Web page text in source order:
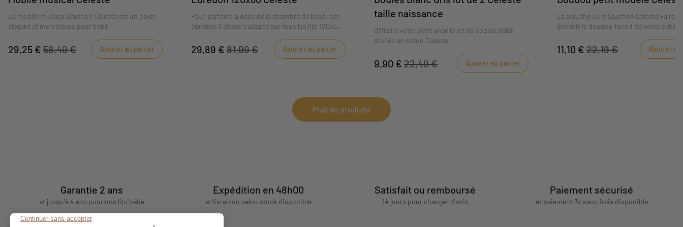
Le mobile musical Sauthon Céleste est un objet
élégant et merveilleux pour bébé !
29,25 € 58,49 € Ajouter au panier
Pour parfaire la déco de la chambre de bébé, cet
édredon Céleste s'adapte sur tous les lits 120x60
29,89 € 81,99 € Ajouter au panier
taille naissance
Offrez à votre petit ange le lot de bodies bébé
étoilés en coton Céleste !
9,90 € 22,49 € Ajouter au panier
La peluche ours Sauthon Céleste va
devenir le doudou favori de votre bébé.
11,10 € 22,19 € Ajouter au
Plus de produits
Garantie 2 ans
et jusqu'à 4 ans pour nos lits bébé
Expédition en 48h00
et livraison selon stock disponible
Satisfait ou remboursé
14 jours pour changer d'avis
Paiement sécurisé
et paiement 3x sans frais disponible